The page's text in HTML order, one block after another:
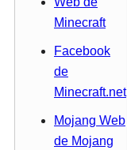
Minecraft
Facebook
de
Minecraft.net
Mojang Web
de Mojang